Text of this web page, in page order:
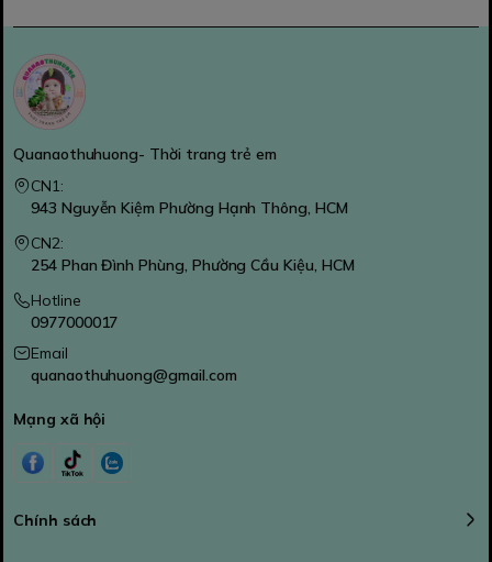
Quanaothuhuong- Thời trang trẻ em
CN1:
943 Nguyễn Kiệm Phường Hạnh Thông, HCM
CN2:
254 Phan Đình Phùng, Phường Cầu Kiệu, HCM
Hotline
0977000017
Email
quanaothuhuong@gmail.com
Mạng xã hội
Chính sách